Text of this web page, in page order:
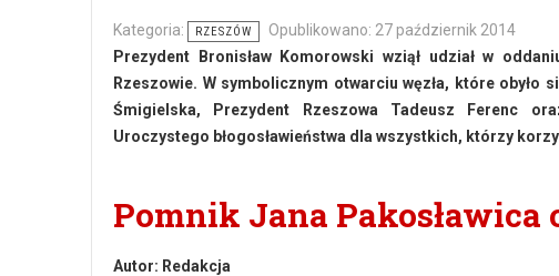
Kategoria: RZESZÓW
Opublikowano: 27 październik 2014
Prezydent Bronisław Komorowski wziął udział w
Rzeszowie. W symbolicznym otwarciu węzła, które obyło
Śmigielska, Prezydent Rzeszowa Tadeusz Ferenc
Uroczystego błogosławieństwa dla wszystkich, którzy
Pomnik Jana Pakosławica
Autor: Redakcja